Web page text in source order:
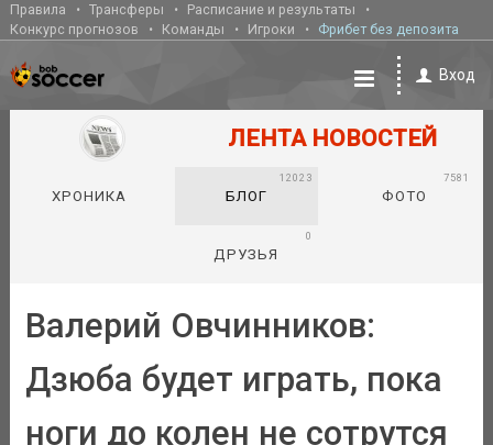
Правила Трансферы
Расписание и результаты
Конкурс прогнозов
Команды Игроки Фрибет без депозита
Вход
ЛЕНТА НОВОСТЕЙ
ХРОНИКА БЛОГ
12023
ФОТО
7581
ДРУЗЬЯ
0
Валерий Овчинников:
Дзюба будет играть, пока
ноги до колен не сотрутся